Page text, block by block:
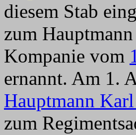
diesem Stab
zum
Kompanie vom
ernannt. Am 1.
Hauptmann
zum